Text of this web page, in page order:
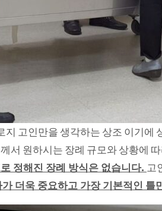
지 고인만을 생각하는 상조 이기에
서 원하시는 장례 규모와 상황에
정해진 장례 방식은 없습니다. 고
가 더욱 중요하고 가장 기본적인